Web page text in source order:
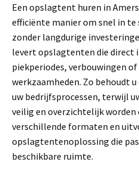
Een opslagtent huren in
efficiënte manier om snel in
zonder langdurige
levert opslagtenten die direct
piekperiodes, verbouwingen
werkzaamheden. Zo behoudt
uw bedrijfsprocessen, terwijl
veilig en overzichtelijk worden
verschillende formaten en
opslagtentenoplossing die
beschikbare ruimte.